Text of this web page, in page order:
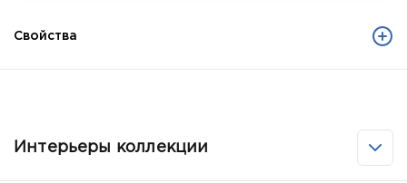
Свойства
Интерьеры коллекции